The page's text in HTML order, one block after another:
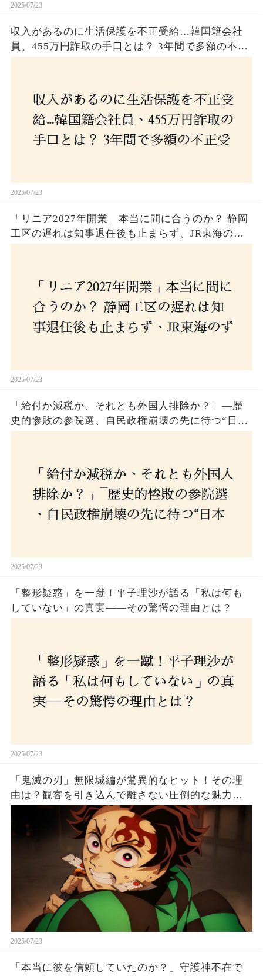
2025/07/23
収入があるのに生活保護を不正受給…韓国籍会社
員、455万円詐取の手口とは？ 3年間で多額の不正
2025/07/23
「リニア2027年開業」本当に間に合うのか？ 静岡
工区の遅れは知事退任後も止まらず、JR東海のず
2025/07/23
「給付か減税か、それとも外国人排除か？」―歴
史的惨敗の参院選、自民政権崩壊の先に待つ“日本
2025/07/23
「整形疑惑」を一蹴！平子理沙が語る「私は何も
していない」の真実——その驚愕の理由とは？
2025/07/23
「鬼滅の刃」無限城編が驚異的なヒット！その理
由は？観客を引き込んで離さない圧倒的な魅力と
2025/07/23
「本当に彼を信頼していたのか？」守護神不在で